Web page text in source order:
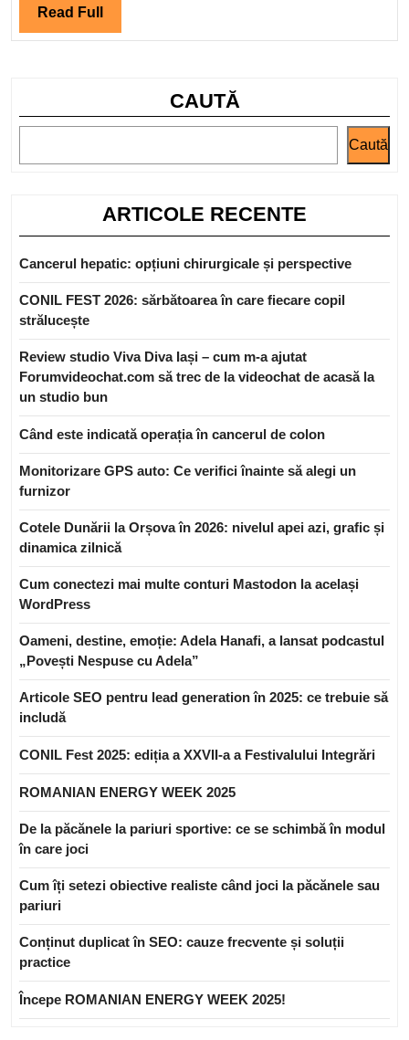
în
Read Full Read
Full
CAUTĂ
Caută
ARTICOLE RECENTE
Cancerul hepatic: opțiuni chirurgicale și perspective
CONIL FEST 2026: sărbătoarea în care fiecare copil
strălucește
Review studio Viva Diva Iași – cum m-a ajutat
Forumvideochat.com să trec de la videochat de acasă la
un studio bun
Când este indicată operația în cancerul de colon
Monitorizare GPS auto: Ce verifici înainte să alegi un
furnizor
Cotele Dunării la Orșova în 2026: nivelul apei azi, grafic și
dinamica zilnică
Cum conectezi mai multe conturi Mastodon la același
WordPress
Oameni, destine, emoție: Adela Hanafi, a lansat podcastul
„Povești Nespuse cu Adela”
Articole SEO pentru lead generation în 2025: ce trebuie să
includă
CONIL Fest 2025: ediția a XXVII-a a Festivalului Integrări
ROMANIAN ENERGY WEEK 2025
De la păcănele la pariuri sportive: ce se schimbă în modul
în care joci
Cum îți setezi obiective realiste când joci la păcănele sau
pariuri
Conținut duplicat în SEO: cauze frecvente și soluții
practice
Începe ROMANIAN ENERGY WEEK 2025!